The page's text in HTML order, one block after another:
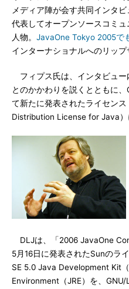
メディア陣が会す共同インタ
代表してオープンソースコミ
人物。 JavaOne Tokyo 2005で
インターナショナルへのリップ
フィプス氏は、インタビュー
とのかかわりを説くとともに
て新たに発表されたライセン
Distribution License for Java）
DLJは、「2006 JavaOne
5月16日に発表されたSunのラ
SE 5.0 Java Development Kit
Environment（JRE）を、